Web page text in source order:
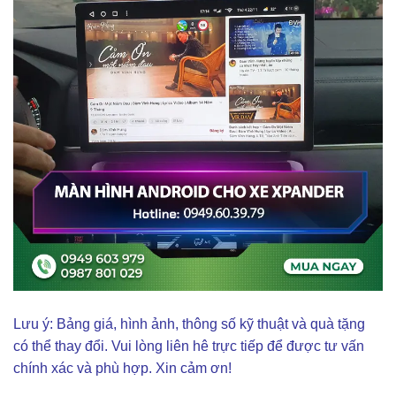
Lưu ý: Bảng giá, hình ảnh, thông số kỹ thuật và quà tặng
có thể thay đổi. Vui lòng liên hê trực tiếp để được tư vấn
chính xác và phù hợp. Xin cảm ơn!